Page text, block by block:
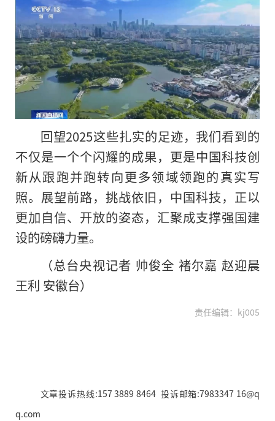
回望2025这些扎实的足迹，我们看到的
不仅是一个个闪耀的成果，更是中国科技创
新从跟跑并跑转向更多领域领跑的真实写
照。展望前路，挑战依旧，中国科技，正以
更加自信、开放的姿态，汇聚成支撑强国建
设的磅礴力量。
（总台央视记者 帅俊全 褚尔嘉 赵迎晨
王利 安徽台）
责任编辑：kj005
文章投诉热线:157 3889 8464 投诉邮箱:7983347 16@q
q.com